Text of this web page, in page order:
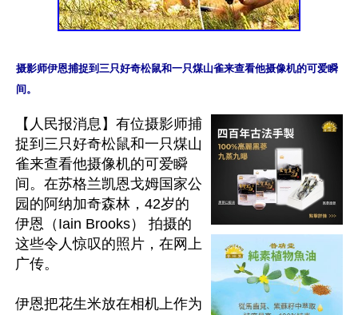
摄影师伊恩捕捉到三只好奇松鼠和一只煤山雀来查看他摄像机的可爱瞬
【人民报消息】有位摄影师捕
捉到三只好奇松鼠和一只煤山
雀来查看他摄像机的可爱瞬
间。在苏格兰凯恩戈姆国家公
园的阿纳加奇森林，42岁的
伊恩（Iain Brooks） 拍摄的
这些令人惊叹的照片，在网上
广传。
伊恩把花生米放在相机上作为